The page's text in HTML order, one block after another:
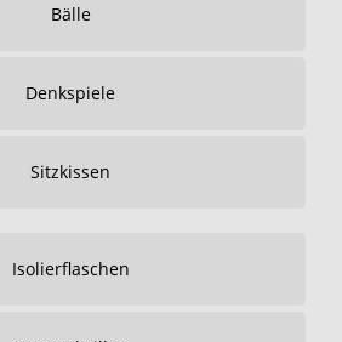
Bälle
Denkspiele
Sitzkissen
Isolierflaschen